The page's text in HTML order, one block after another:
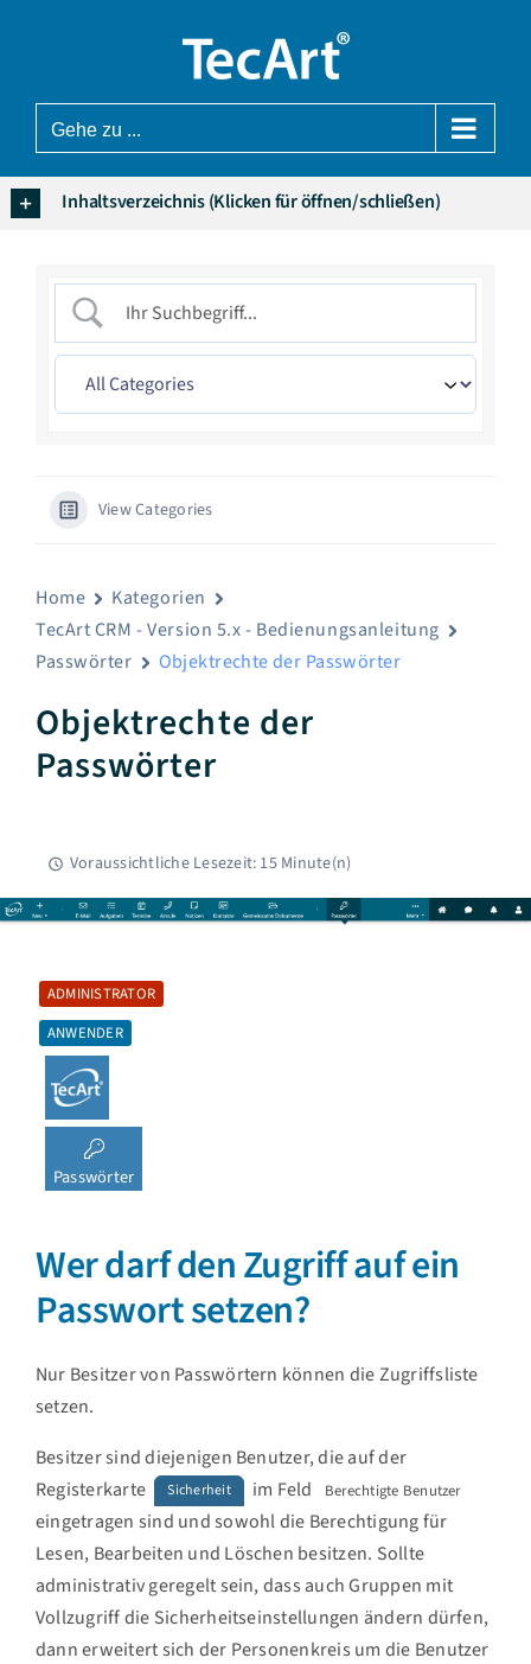
Gehe zu ...
Inhaltsverzeichnis (Klicken für öffnen/schließen)
View Categories
Home
Kategorien
TecArt CRM - Version 5.x - Bedienungsanleitung
Passwörter
Objektrechte der Passwörter
Objektrechte der
Passwörter
Voraussichtliche Lesezeit: 15 Minute(n)
ADMINISTRATOR
ANWENDER
Passwörter
Wer darf den Zugriff auf ein
Passwort setzen?
Nur Besitzer von Passwörtern können die Zugriffsliste
setzen.
Besitzer sind diejenigen Benutzer, die auf der
Registerkarte
Sicherheit im Feld Berechtigte Benutzer
eingetragen sind und sowohl die Berechtigung für
Lesen, Bearbeiten und Löschen besitzen. Sollte
administrativ geregelt sein, dass auch Gruppen mit
Vollzugriff die Sicherheitseinstellungen ändern dürfen,
dann erweitert sich der Personenkreis um die Benutzer